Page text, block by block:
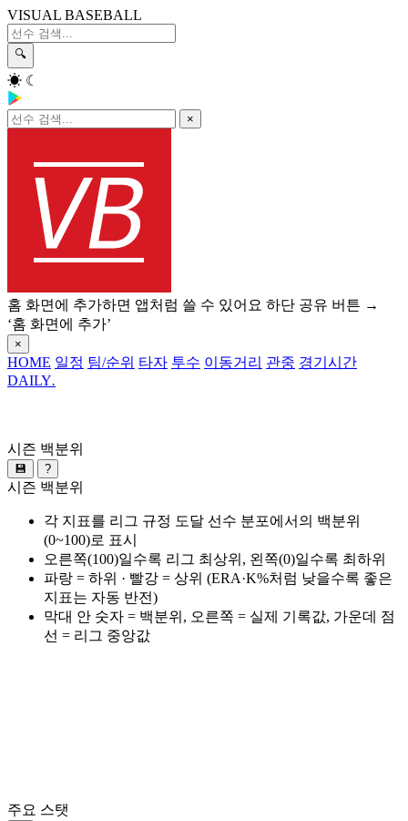
VISUAL BASEBALL
🔍
☀ ☾
×
홈 화면에 추가하면 앱처럼 쓸 수 있어요 하단 공유 버튼 →
‘홈 화면에 추가’
×
HOME 일정 팀/순위 타자 투수 이동거리 관중 경기시간
DAILY.
시즌 백분위
💾 ?
시즌 백분위
각 지표를 리그 규정 도달 선수 분포에서의 백분위
(0~100)로 표시
오른쪽(100)일수록 리그 최상위, 왼쪽(0)일수록 최하위
파랑 = 하위 · 빨강 = 상위 (ERA·K%처럼 낮을수록 좋은
지표는 자동 반전)
막대 안 숫자 = 백분위, 오른쪽 = 실제 기록값, 가운데 점
선 = 리그 중앙값
주요 스탯